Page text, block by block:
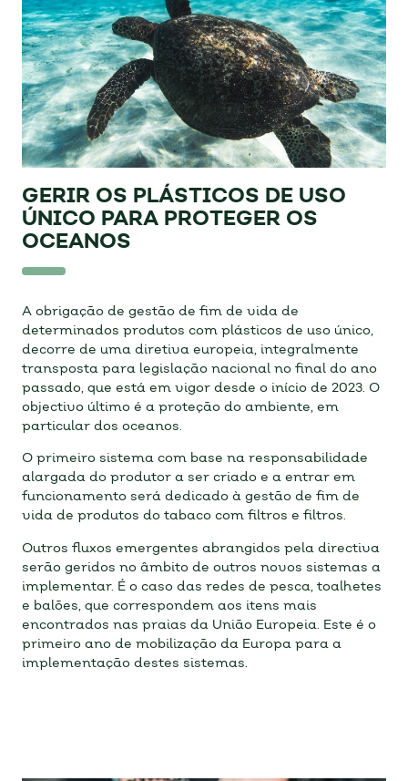
GERIR OS PLÁSTICOS DE USO
ÚNICO PARA PROTEGER OS
OCEANOS
A obrigação de gestão de fim de vida de
determinados produtos com plásticos de uso único,
decorre de uma diretiva europeia, integralmente
transposta para legislação nacional no final do ano
passado, que está em vigor desde o início de 2023. O
objectivo último é a proteção do ambiente, em
particular dos oceanos.
O primeiro sistema com base na responsabilidade
alargada do produtor a ser criado e a entrar em
funcionamento será dedicado à gestão de fim de
vida de produtos do tabaco com filtros e filtros.
Outros fluxos emergentes abrangidos pela directiva
serão geridos no âmbito de outros novos sistemas a
implementar. É o caso das redes de pesca, toalhetes
e balões, que correspondem aos itens mais
encontrados nas praias da União Europeia. Este é o
primeiro ano de mobilização da Europa para a
implementação destes sistemas.